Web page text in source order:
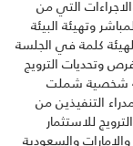
التي من
وتهيئة البيئة
كلمة في الجلسة
وتحديات الترويج
للاستثمار. وقد شارك في الملتقى ما يزيد على 40 شخصية شملت
التنفيذين من
للاستثمار
الكويت والامارات والسعودية